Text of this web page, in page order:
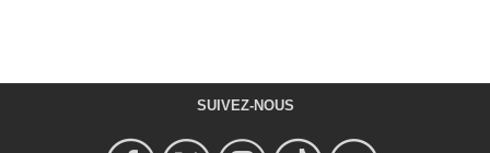
SUIVEZ-NOUS